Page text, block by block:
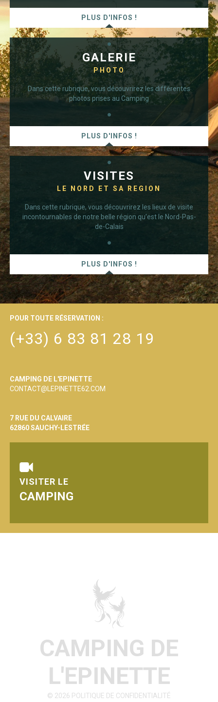
PLUS D'INFOS !
GALERIE
PHOTO
Dans cette rubrique, vous découvrirez les différentes
photos prises au Camping
PLUS D'INFOS !
VISITES
LE NORD ET SA REGION
Dans cette rubrique, vous découvrirez les lieux de visite
incontournables de notre belle région qu'est le Nord-Pas-
de-Calais
PLUS D'INFOS !
POUR TOUTE RÉSERVATION :
(+33) 6 83 81 28 19
CAMPING DE L'EPINETTE
CONTACT@LEPINETTE62.COM
7 RUE DU CALVAIRE
62860 SAUCHY-LESTRÉE
VISITER LE
CAMPING
CAMPING DE
L'EPINETTE
© 2026 POLITIQUE DE CONFIDENTIALITÉ